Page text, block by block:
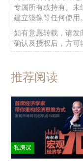
专属所有或持有。未
建立镜像等任何使用。
如有意愿转载，请发
确认及授权后，方可
推荐阅读
私房课